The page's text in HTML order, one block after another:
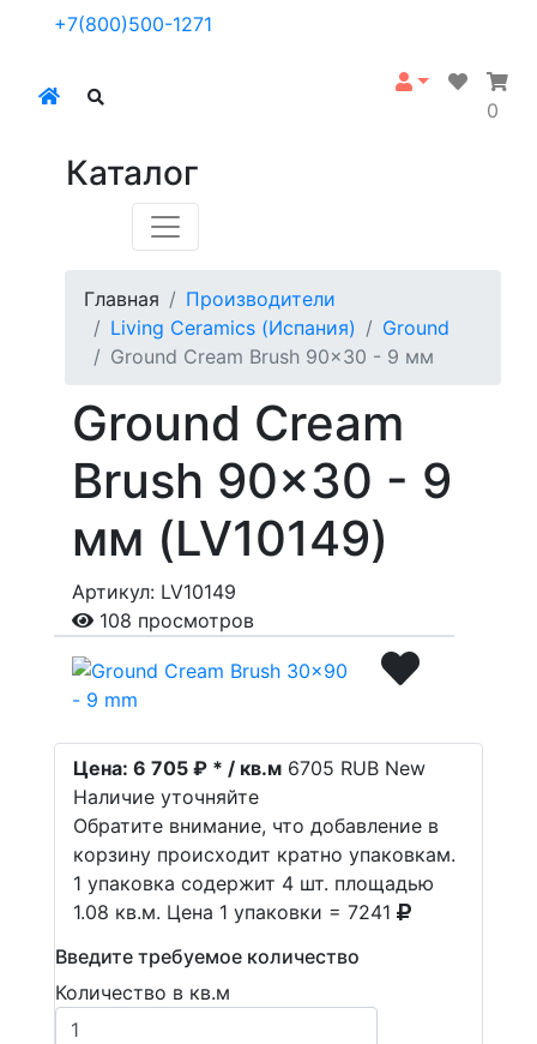
+7(800)500-1271
0
Каталог
Главная
Производители
Living Ceramics (Испания)
Ground
Ground Cream Brush 90x30 - 9 мм
Ground Cream
Brush 90x30 - 9
мм (LV10149)
Артикул: LV10149
108 просмотров
Цена: 6 705 ₽ * / кв.м 6705 RUB New
Наличие уточняйте
Обратите внимание, что добавление в
корзину происходит кратно упаковкам.
1 упаковка содержит 4 шт. площадью
1.08 кв.м. Цена 1 упаковки = 7241
Введите требуемое количество
Количество в кв.м